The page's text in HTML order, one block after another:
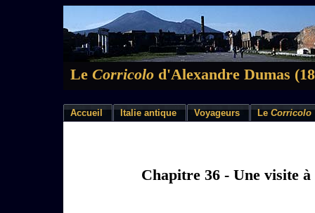
Le Corricolo d'Alexandre Dumas
Accueil Italie antique Voyageurs LeCorricolo
Chapitre 36 - Une visite